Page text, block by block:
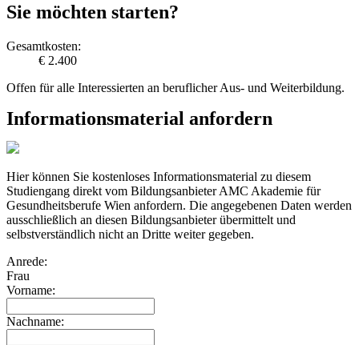
Sie möchten starten?
Gesamtkosten:
€ 2.400
Offen für alle Interessierten an beruflicher Aus- und Weiterbildung.
Informationsmaterial anfordern
Hier können Sie kostenloses Informationsmaterial zu diesem
Studiengang direkt vom Bildungsanbieter AMC Akademie für
Gesundheitsberufe Wien anfordern. Die angegebenen Daten werden
ausschließlich an diesen Bildungsanbieter übermittelt und
selbstverständlich nicht an Dritte weiter gegeben.
Anrede:
Frau
Vorname:
Nachname: